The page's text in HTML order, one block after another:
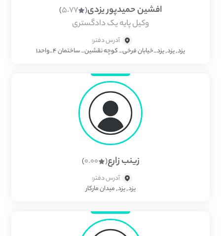
افشین حمیدپور یزدی(
5.77
)
وکیل پایه یک دادگستری
آدرس دفتر:
یزد, یزد, یزد_خیابان فرخی_ کوچه نقشین_ ساختمان ۴_واحد۱
زینب زارع(
0.00
)
آدرس دفتر:
یزد, یزد, میدان مارکار